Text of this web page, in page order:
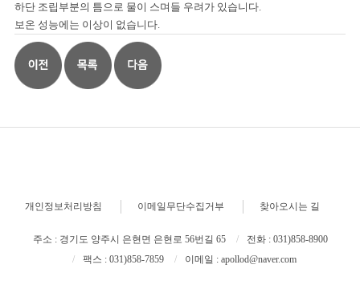
하단 조립부분의 틈으로 물이 스며들 우려가 있습니다.
보온 성능에는 이상이 없습니다.
개인정보처리방침 이메일무단수집거부 찾아오시는 길
주소 : 경기도 양주시 은현면 은현로 56번길 65
전화 : 031)858-8900
팩스 : 031)858-7859
이메일 : apollod@naver.com